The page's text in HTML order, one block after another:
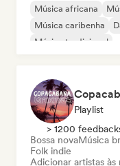
Música africana
Música caribenha
Música tradicional
Playlist
> 1200
Bossa novaMúsica
Folk indie
Adicionar artistas